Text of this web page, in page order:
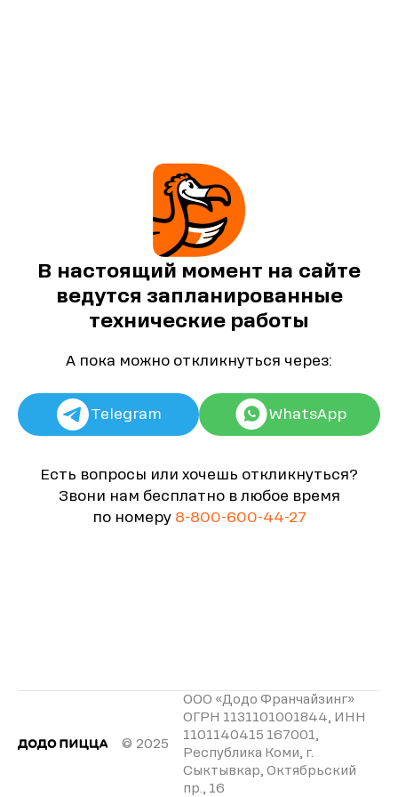
В настоящий момент на сайте
ведутся запланированные
технические работы
А пока можно откликнуться через:
Telegram WhatsApp
Есть вопросы или хочешь откликнуться?
Звони нам бесплатно в любое время
по номеру 8-800-600-44-27
© 2025
ООО «Додо Франчайзинг»
ОГРН 1131101001844, ИНН
1101140415 167001,
Республика Коми, г.
Сыктывкар, Октябрьский
пр., 16